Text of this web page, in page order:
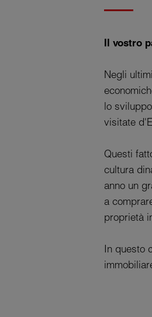
Il vostro
Negli
lo
visitate
Questi
cultura
anno un
a
proprietà
In questo